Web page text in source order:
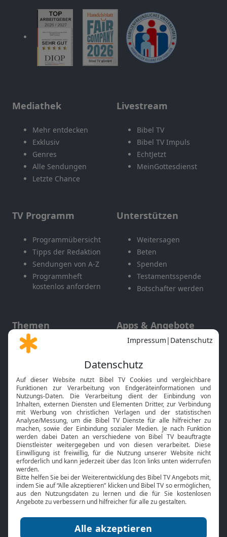
Mediathek
Mehr entdecken
Exklusiv
Genres
Alle Sendungen
Letzte Chance
Livestream
Bibel TV
Bibel TV Impuls
EchtJetzt
MeinGottesdienst
TV Programm
Programmübersicht
Tipps der Redaktion
Sendungen von A-Z
Programmheft
kostenlos anfordern
Unterstützen
Weitersagen
Beten
Spenden
Testamentsspende
Botschafter werden
Themen
Gott und Bibel erklärt
Neuigkeiten
Apps & Angebote
Mobile App
Smart TV
HbbTV
Bibelthek Online-Bibel
Nächster Gottesdienst
Bibel TV
Über uns
Jobs
Mediadaten
Service
Kontakt
TV-Empfang